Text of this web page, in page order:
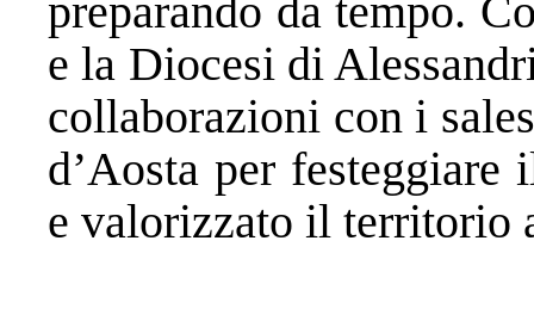
preparando da tempo.
e la Diocesi di
collaborazioni con i
d’Aosta per
e valorizzato il territorio